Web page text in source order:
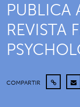
PUBLICA
REVISTA
COMPARTIR